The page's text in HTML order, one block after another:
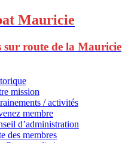
Mauricie
sur route de la Mauricie
mission
/ activités
membre
d’administration
des membres